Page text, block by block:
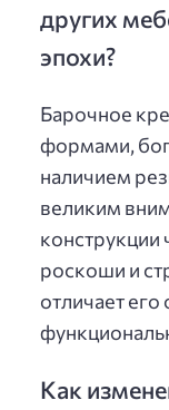
других
эпохи?
Барочное
формами,
наличием
великим
конструкции
роскоши и
отличает
Как